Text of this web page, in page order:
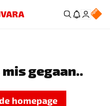
gegaan..
homepage